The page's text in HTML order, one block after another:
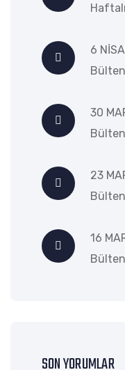
6
Bülten
30
Bülten
23
Bülten
16
Bülten
SON YORUMLAR